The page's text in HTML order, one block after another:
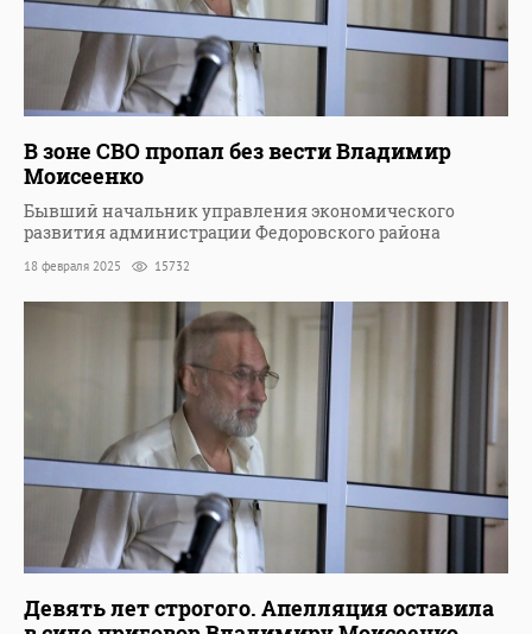
В зоне СВО пропал без вести Владимир
Моисеенко
Бывший начальник управления экономического
развития администрации Федоровского района
18 февраля 2025 15732
Девять лет строгого. Апелляция оставила